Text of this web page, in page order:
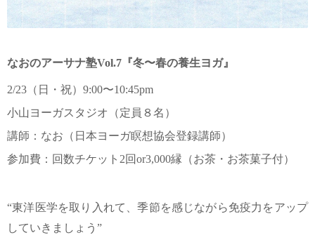
なおのアーサナ塾Vol.7 『冬〜春の養生ヨガ』
2/23 （日・祝） 9:00〜10:45pm
小山ヨーガスタジオ（定員８名）
講師：なお（日本ヨーガ瞑想協会登録講師）
参加費：回数チケット 2回or3,000縁（お茶・お茶菓子付）
“東洋医学を取り入れて、季節を感じながら免疫力をアップ
していきましょう”